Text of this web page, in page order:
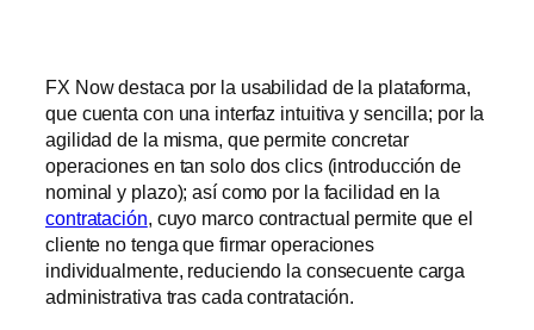
FX Now destaca por la usabilidad de la plataforma,
que cuenta con una interfaz intuitiva y sencilla; por la
agilidad de la misma, que permite concretar
operaciones en tan solo dos clics (introducción de
nominal y plazo); así como por la facilidad en la
contratación, cuyo marco contractual permite que el
cliente no tenga que firmar operaciones
individualmente, reduciendo la consecuente carga
administrativa tras cada contratación.